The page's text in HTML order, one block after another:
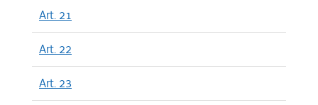
Art. 21
Art. 22
Art. 23